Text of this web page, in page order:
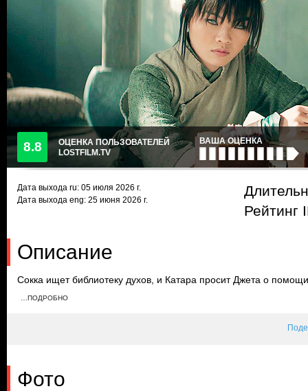
8.8
ОЦЕНКА ПОЛЬЗОВАТЕЛЕЙ
LOSTFILM.TV
ВАША ОЦЕНКА
Дата выхода ru: 05 июля 2026 г.
Дата выхода eng: 25 июня 2026 г.
Рейтинг
Описание
Сокка ищет библиотеку духов, и Катара просит Джета о
огня, чтобы ее арестовали. Ван Ши Тонг разрешает героям
…ПОДРОБНО
Фото